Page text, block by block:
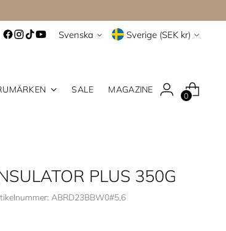
Språk
Svenska Valuta Sverige (SEK kr)
SALE MAGAZINE
0
PLUS 350G
ABRD23BBW0#5,6